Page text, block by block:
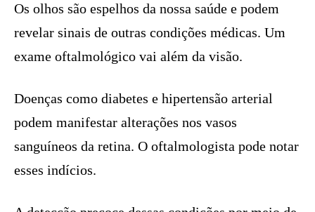
Os olhos são espelhos da nossa saúde e podem
revelar sinais de outras condições médicas. Um
exame oftalmológico vai além da visão.
Doenças como diabetes e hipertensão arterial
podem manifestar alterações nos vasos
sanguíneos da retina. O oftalmologista pode notar
esses indícios.